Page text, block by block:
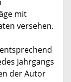
mit
versehen.
Jahrgangs
der Autor